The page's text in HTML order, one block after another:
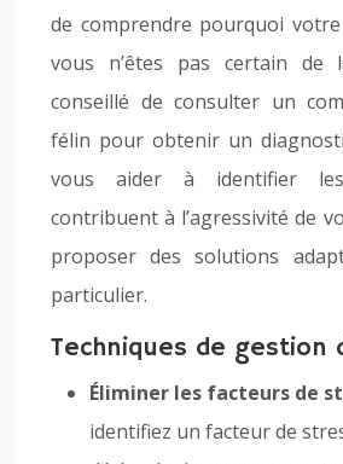
de comprendre pourquoi
vous n’êtes pas certain de
conseillé de consulter un
félin pour obtenir un
vous aider à identifier
contribuent à l’agressivité de
proposer des solutions
particulier.
Techniques de gestion
Éliminer les facteurs de
identifiez un facteur de